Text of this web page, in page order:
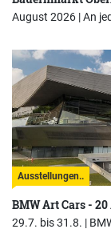
August 2026 | An
Ausstellungen..
BMW Art Cars -
29.7. bis 31.8. |